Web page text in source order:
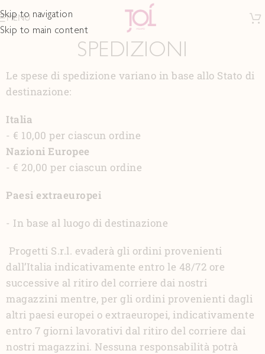
Skip to navigation
Skip to main content
MENU
SPEDIZIONI
Le spese di spedizione variano in base allo Stato di
destinazione:
Italia
- € 10,00 per ciascun ordine
Nazioni Europee
- € 20,00 per ciascun ordine
Paesi extraeuropei
- In base al luogo di destinazione
Progetti S.r.l. evaderà gli ordini provenienti
dall’Italia indicativamente entro le 48/72 ore
successive al ritiro del corriere dai nostri
magazzini mentre, per gli ordini provenienti dagli
altri paesi europei o extraeuropei, indicativamente
entro 7 giorni lavorativi dal ritiro del corriere dai
nostri magazzini. Nessuna responsabilità potrà